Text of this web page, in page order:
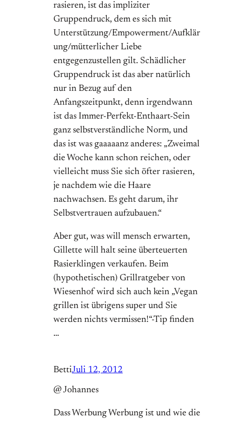
rasieren, ist das impliziter
Gruppendruck, dem es sich mit
Unterstützung/Empowerment/Aufklär
ung/mütterlicher Liebe
entgegenzustellen gilt. Schädlicher
Gruppendruck ist das aber natürlich
nur in Bezug auf den
Anfangszeitpunkt, denn irgendwann
ist das Immer-Perfekt-Enthaart-Sein
ganz selbstverständliche Norm, und
das ist was gaaaaanz anderes: „Zweimal
die Woche kann schon reichen, oder
vielleicht muss Sie sich öfter rasieren,
je nachdem wie die Haare
nachwachsen. Es geht darum, ihr
Selbstvertrauen aufzubauen.“
Aber gut, was will mensch erwarten,
Gillette will halt seine überteuerten
Rasierklingen verkaufen. Beim
(hypothetischen) Grillratgeber von
Wiesenhof wird sich auch kein „Vegan
grillen ist übrigens super und Sie
werden nichts vermissen!“-Tip finden
…
BettiJuli 12, 2012
@ Johannes
Dass Werbung Werbung ist und wie die